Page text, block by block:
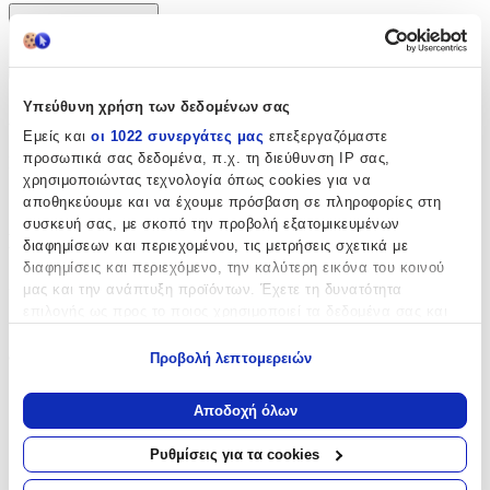
Υπεύθυνη χρήση των δεδομένων σας
Εμείς και οι 1022 συνεργάτες μας επεξεργαζόμαστε
προσωπικά σας δεδομένα, π.χ. τη διεύθυνση IP σας,
χρησιμοποιώντας τεχνολογία όπως cookies για να
αποθηκεύουμε και να έχουμε πρόσβαση σε πληροφορίες στη
συσκευή σας, με σκοπό την προβολή εξατομικευμένων
διαφημίσεων και περιεχομένου, τις μετρήσεις σχετικά με
διαφημίσεις και περιεχόμενο, την καλύτερη εικόνα του κοινού
μας και την ανάπτυξη προϊόντων. Έχετε τη δυνατότητα
Να συλλέξουμε πληροφορίες σχετικά με τη γεωγραφική
σας τοποθεσία, οι οποίες μπορεί να είναι ακριβείς σε
απόσταση μερικών μέτρων
Να αναγνωρίσουμε τη συσκευή σας σαρώνοντας ενεργά
Προβολή λεπτομερειών
Αποδοχή όλων
Ρυθμίσεις για τα cookies
Χαρακτηριστικά
+
Χαρακτηριστικά
Κατασκευαστής:
Bagtrotter
Βασικά Χαρακτηριστικά
Χρώμα:
Μπλε
Unisex
Αγόρι
Κορίτσι